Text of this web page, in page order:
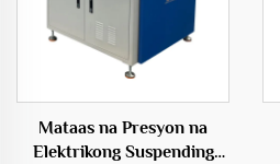
Mataas na Presyon na
Elektrikong Suspending